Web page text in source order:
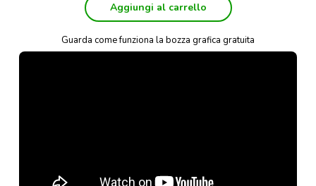
Aggiungi al carrello
Guarda come funziona la bozza grafica gratuita